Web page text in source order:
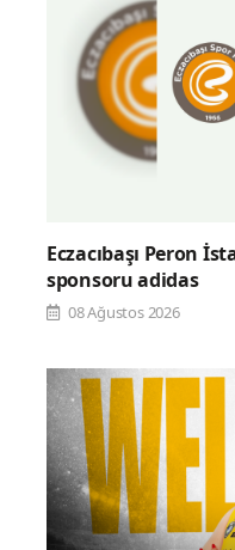
Eczacıbaşı Peron
sponsoru adidas
08 Ağustos 2026